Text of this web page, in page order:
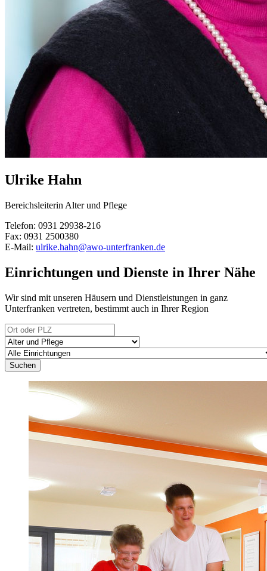
Ulrike Hahn
Bereichsleiterin Alter und Pflege
Telefon: 0931 29938-216
Fax: 0931 2500380
E-Mail: ulrike.hahn@awo-unterfranken.de
Einrichtungen und Dienste in Ihrer Nähe
Wir sind mit unseren Häusern und Dienstleistungen in ganz
Unterfranken vertreten, bestimmt auch in Ihrer Region
Suchen